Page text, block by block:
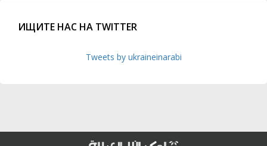
ИЩИТЕ НАС НА TWITTER
Tweets by ukraineinarabi